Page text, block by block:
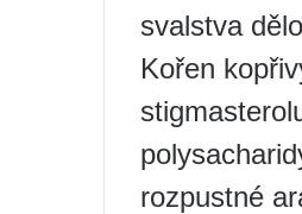
svalstva
Kořen
rozpustné